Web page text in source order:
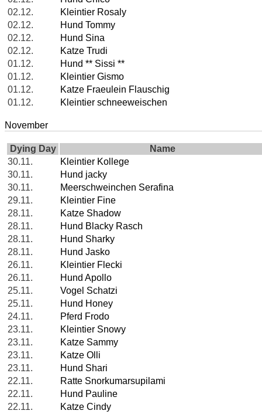
02.12.
Kleintier Rosaly
02.12.
Hund Tommy
02.12.
Hund Sina
02.12.
Katze Trudi
01.12.
Hund ** Sissi **
01.12.
Kleintier Gismo
01.12.
Katze Fraeulein Flauschig
01.12.
Kleintier schneeweischen
November
Dying Day
Name
30.11.
Kleintier Kollege
30.11.
Hund jacky
30.11.
Meerschweinchen Serafina
29.11.
Kleintier Fine
28.11.
Katze Shadow
28.11.
Hund Blacky Rasch
28.11.
Hund Sharky
28.11.
Hund Jasko
26.11.
Kleintier Flecki
26.11.
Hund Apollo
25.11.
Vogel Schatzi
25.11.
Hund Honey
24.11.
Pferd Frodo
23.11.
Kleintier Snowy
23.11.
Katze Sammy
23.11.
Katze Olli
23.11.
Hund Shari
22.11.
Ratte Snorkumarsupilami
22.11.
Hund Pauline
22.11.
Katze Cindy